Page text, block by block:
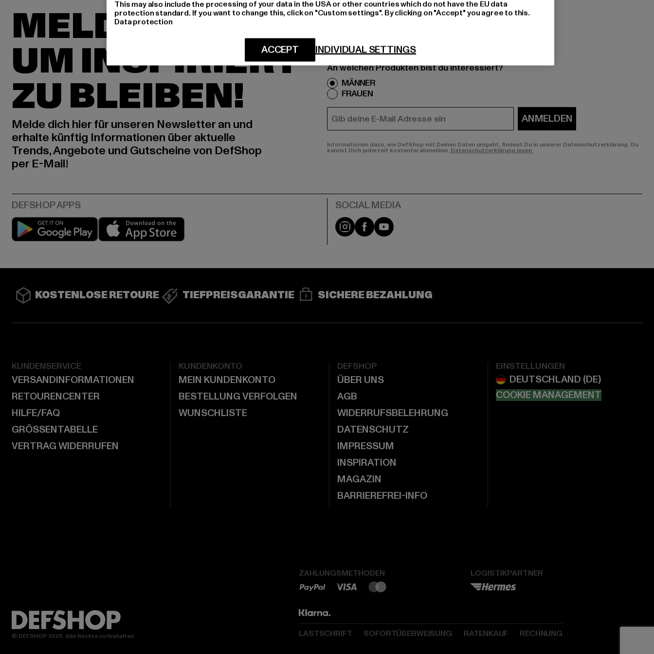
MELDE DICH AN,
UM INSPIRIERT
ZU BLEIBEN!
Melde dich hier für unseren Newsletter an und
erhalte künftig Informationen über aktuelle
Trends, Angebote und Gutscheine von DefShop
per E-Mail!
An welchen Produkten bist du interessiert?
MÄNNER
FRAUEN
E-MAIL ANMELDEN
Informationen dazu, wie DefShop mit Deinen Daten umgeht, findest Du in unserer Datenschutzerklärung. Du
kannst Dich jederzeit kostenfei abmelden. Datenschutzerklärung lesen.
Play market Instagram
FacebookYouTube
KOSTENLOSE RETOURE TIEFPREISGARANTIE SICHERE BEZAHLUNG
KUNDENSERVICE
VERSANDINFORMATIONEN
RETOURENCENTER
HILFE/FAQ
GRÖSSENTABELLE
VERTRAG WIDERRUFEN
KUNDENKONTO
MEIN KUNDENKONTO
BESTELLUNG VERFOLGEN
WUNSCHLISTE
DEFSHOP
ÜBER UNS
AGB
WIDERRUFSBELEHRUNG
DATENSCHUTZ
IMPRESSUM
INSPIRATION
MAGAZIN
BARRIEREFREI-INFO
EINSTELLUNGEN
COOKIE MANAGEMENT
ZAHLUNGSMETHODEN LOGISTIKPARTNER
LASTSCHRIFT SOFORTÜBERWEISUNG RATENKAUF RECHNUNG
© DEFSHOP 2026. Alle Rechte vorbehalten
This may also include the processing of your data in the USA or other countries which do not have the EU data
protection standard. If you want to change this, click on "Custom settings". By clicking on "Accept" you agree to this.
Data protection
INDIVIDUAL SETTINGS
ACCEPT